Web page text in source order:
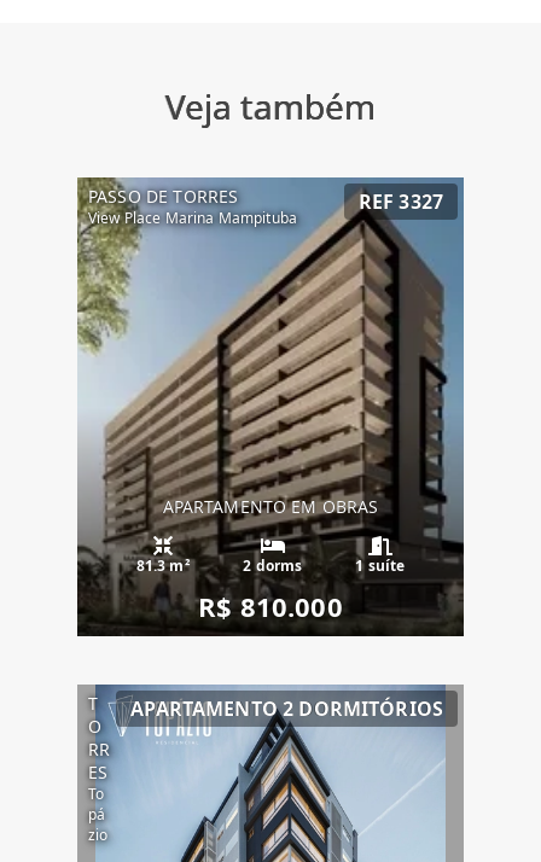
Veja também
PASSO DE TORRES
View Place Marina Mampituba
REF 3327
APARTAMENTO EM OBRAS
81.3 m² 2 dorms 1 suíte
R$ 810.000
T
O
RR
ES
To
pá
zio
APARTAMENTO 2 DORMITÓRIOS